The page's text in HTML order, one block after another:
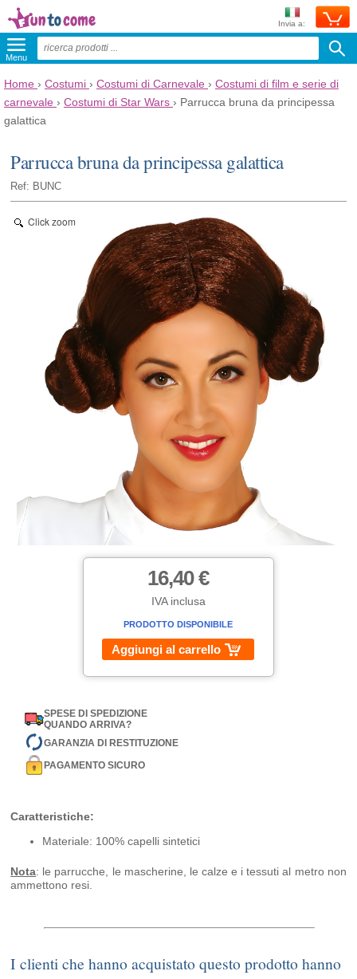
Invia a:
Menu
Home › Costumi › Costumi di Carnevale › Costumi di film e serie di
carnevale › Costumi di Star Wars › Parrucca bruna da principessa
galattica
Parrucca bruna da principessa galattica
Ref: BUNC
Click zoom
16,40 €
IVA inclusa
PRODOTTO DISPONIBILE
Aggiungi al carrello
SPESE DI SPEDIZIONE
QUANDO ARRIVA?
GARANZIA DI RESTITUZIONE
PAGAMENTO SICURO
Caratteristiche:
Materiale: 100% capelli sintetici
Nota: le parrucche, le mascherine, le calze e i tessuti al metro non
ammettono resi.
I clienti che hanno acquistato questo prodotto hanno